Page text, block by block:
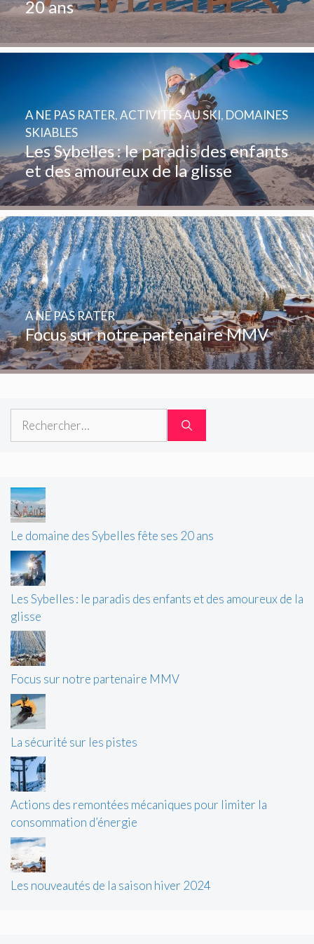
20 ans
Les Sybelles : le paradis des enfants
et des amoureux de la glisse
A NE PAS RATER,ACTIVITÉS AU SKI, DOMAINES
SKIABLES
Focus sur notre partenaire MMV
A NE PAS RATER
Le domaine des Sybelles fête ses 20 ans
Les Sybelles : le paradis des enfants et des amoureux de la
glisse
Focus sur notre partenaire MMV
La sécurité sur les pistes
Actions des remontées mécaniques pour limiter la
consommation d’énergie
Les nouveautés de la saison hiver 2024